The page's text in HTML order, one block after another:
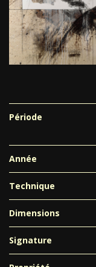
Période
Année
Technique
Dimensions
Signature